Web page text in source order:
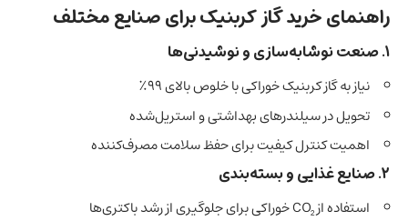
راهنمای خرید گاز کربنیک برای صنایع مختلف
۱. صنعت نوشابه‌سازی و نوشیدنی‌ها
نیاز به گاز کربنیک خوراکی با خلوص بالای ۹۹٪
تحویل در سیلندرهای بهداشتی و استریل‌شده
اهمیت کنترل کیفیت برای حفظ سلامت مصرف‌کننده
۲. صنایع غذایی و بسته‌بندی
استفاده از CO₂ خوراکی برای جلوگیری از رشد باکتری‌ها